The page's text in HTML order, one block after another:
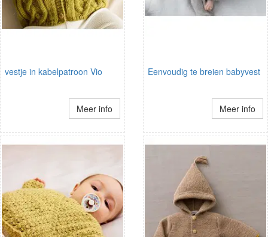
vestje in kabelpatroon Vio
Meer info
Eenvoudig te breien babyvest
Meer info